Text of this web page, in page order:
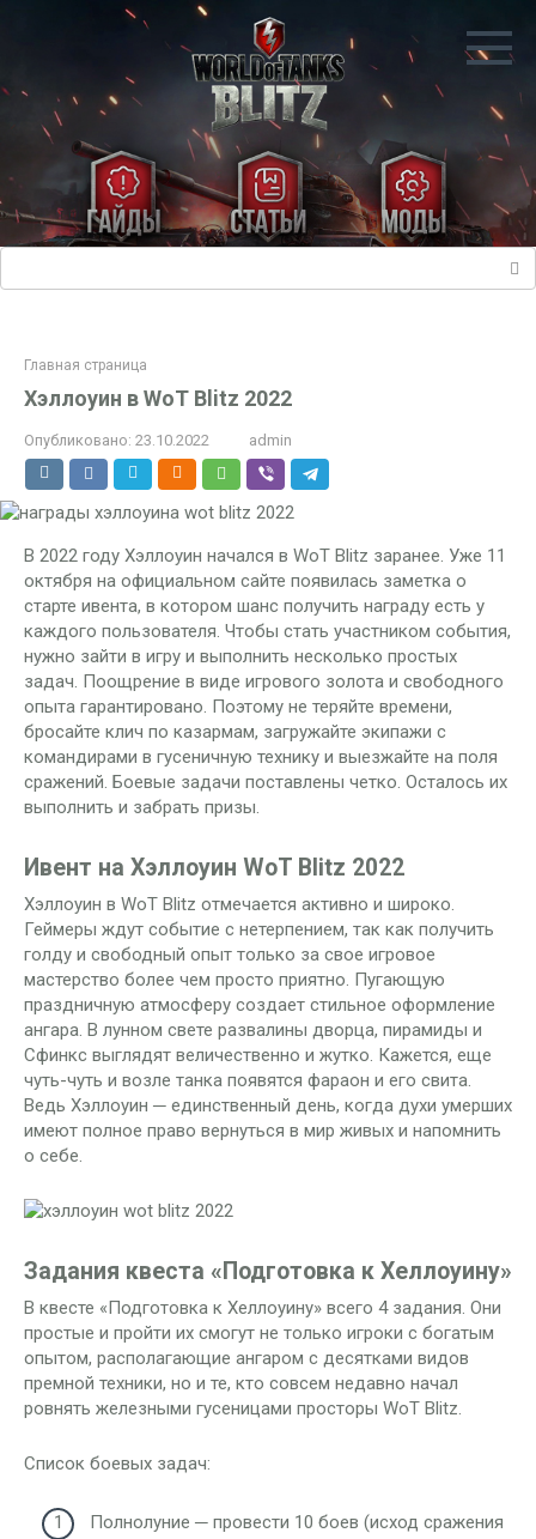
Главная страница
Хэллоуин в WoT Blitz 2022
Опубликовано: 23.10.2022 admin
В 2022 году Хэллоуин начался в WoT Blitz заранее. Уже 11
октября на официальном сайте появилась заметка о
старте ивента, в котором шанс получить награду есть у
каждого пользователя. Чтобы стать участником события,
нужно зайти в игру и выполнить несколько простых
задач. Поощрение в виде игрового золота и свободного
опыта гарантировано. Поэтому не теряйте времени,
бросайте клич по казармам, загружайте экипажи с
командирами в гусеничную технику и выезжайте на поля
сражений. Боевые задачи поставлены четко. Осталось их
выполнить и забрать призы.
Ивент на Хэллоуин WoT Blitz 2022
Хэллоуин в WoT Blitz отмечается активно и широко.
Геймеры ждут событие с нетерпением, так как получить
голду и свободный опыт только за свое игровое
мастерство более чем просто приятно. Пугающую
праздничную атмосферу создает стильное оформление
ангара. В лунном свете развалины дворца, пирамиды и
Сфинкс выглядят величественно и жутко. Кажется, еще
чуть-чуть и возле танка появятся фараон и его свита.
Ведь Хэллоуин ─ единственный день, когда духи умерших
имеют полное право вернуться в мир живых и напомнить
о себе.
Задания квеста «Подготовка к Хеллоуину»
В квесте «Подготовка к Хеллоуину» всего 4 задания. Они
простые и пройти их смогут не только игроки с богатым
опытом, располагающие ангаром с десятками видов
премной техники, но и те, кто совсем недавно начал
ровнять железными гусеницами просторы WoT Blitz.
Список боевых задач:
Полнолуние ─ провести 10 боев (исход сражения